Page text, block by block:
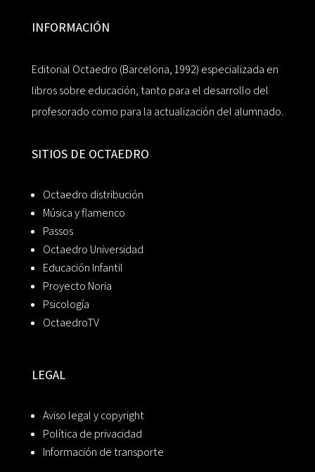
INFORMACIÓN
Editorial Octaedro (Barcelona, 1992) especializada en
libros sobre educación, tanto para el desarrollo del
profesorado como para la actualización del alumnado.
SITIOS DE OCTAEDRO
Octaedro distribución
Música y flamenco
Passos
Octaedro Universidad
Educación Infantil
Proyecto Noria
Psicología
OctaedroTV
LEGAL
Aviso legal y copyright
Política de privacidad
Información de transporte